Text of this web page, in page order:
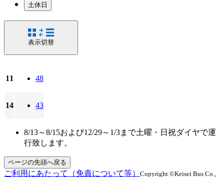
土休日
表示切替
11 48
14 43
8/13～8/15および12/29～1/3まで土曜・日祝ダイヤで運
行致します。
ページの先頭へ戻る
ご利用にあたって（免責について等） Copyright ©Keisei Bus Co.,